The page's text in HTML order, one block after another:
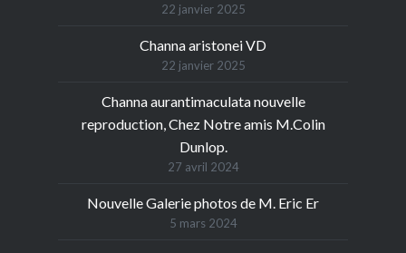
22 janvier 2025
Channa aristonei VD
22 janvier 2025
Channa aurantimaculata nouvelle
reproduction, Chez Notre amis M.Colin
Dunlop.
27 avril 2024
Nouvelle Galerie photos de M. Eric Er
5 mars 2024